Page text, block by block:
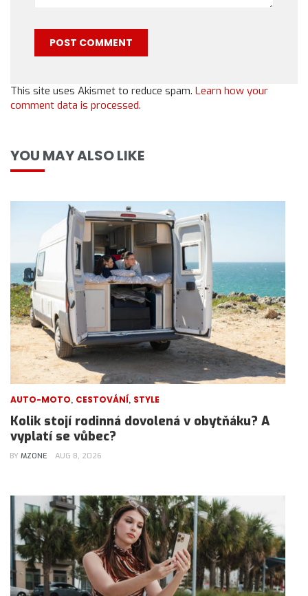
This site uses Akismet to reduce spam. Learn how your
comment data is processed.
YOU MAY ALSO LIKE
AUTO-MOTO, CESTOVÁNÍ, STYLE
Kolik stojí rodinná dovolená v obytňáku? A
vyplatí se vůbec?
BY MZONE AUG 8, 2026